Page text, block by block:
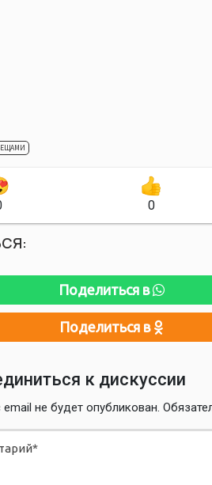
0
Поделиться в
Поделиться в
к дискуссии
не будет опубликован.